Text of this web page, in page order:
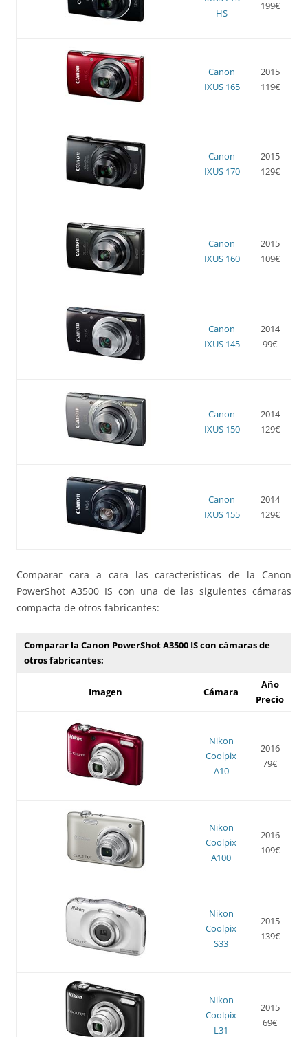
HS
199€
Canon
IXUS 165
2015
119€
Canon
IXUS 170
2015
129€
Canon
IXUS 160
2015
109€
Canon
IXUS 145
2014
99€
Canon
IXUS 150
2014
129€
Canon
IXUS 155
2014
129€
Comparar cara a cara las características de la Canon
PowerShot A3500 IS con una de las siguientes cámaras
compacta de otros fabricantes:
Comparar la Canon PowerShot A3500 IS con cámaras de
otros fabricantes:
Imagen Cámara
Año
Precio
Nikon
Coolpix
A10
2016
79€
Nikon
Coolpix
A100
2016
109€
Nikon
Coolpix
S33
2015
139€
Nikon
Coolpix
L31
2015
69€